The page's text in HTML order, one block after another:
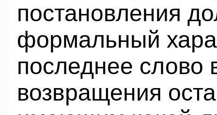
постановления
формальный
последнее слово
возвращения